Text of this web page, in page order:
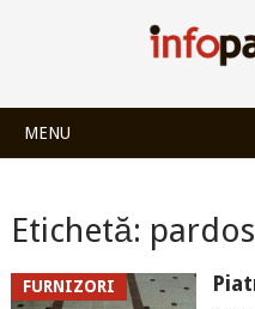
MENU
Etichetă:
FURNIZORI